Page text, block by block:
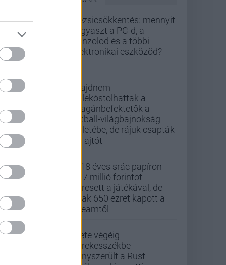
Rezsicsökkentés: mennyit
fogyaszt a PC-d, a
konzolod és a többi
elektronikai eszközöd?
Majdnem
belekóstolhattak a
magánbefektetők a
futball-világbajnokság
üzletébe, de rájuk csapták
az ajtót
A 18 éves srác papíron
437 millió forintot
keresett a játékával, de
csak 650 ezret kapott a
Steamtől
Élete végéig
kerekesszékbe
kényszerült a Rust